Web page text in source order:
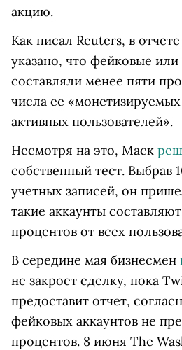
акцию.
Как писал Reuters, в
указано, что фейковые
составляли менее пяти
числа ее
активных пользователей».
Несмотря на это, Маск
собственный тест. Выбрав
учетных записей, он
такие аккаунты
процентов от всех
В середине мая бизнесмен
не закроет сделку, пока
предоставит отчет,
фейковых аккаунтов не
процентов. 8 июня The